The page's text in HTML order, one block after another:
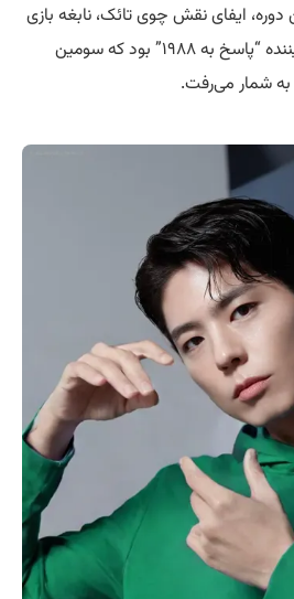
ایفای نقش چوی تائک، نابغه بازی
۱۹۸۸” بود که سومین
به شمار می‌رفت.